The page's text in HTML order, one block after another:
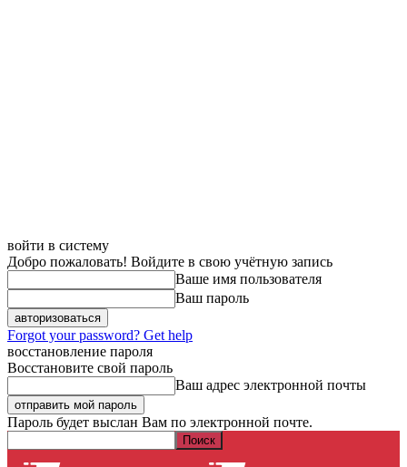
войти в систему
Добро пожаловать! Войдите в свою учётную запись
Ваше имя пользователя
Ваш пароль
Forgot your password? Get help
восстановление пароля
Восстановите свой пароль
Ваш адрес электронной почты
Пароль будет выслан Вам по электронной почте.